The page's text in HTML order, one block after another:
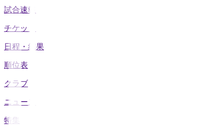
試合速報
チケット
日程・結果
順位表
クラブ
ニュース
特集